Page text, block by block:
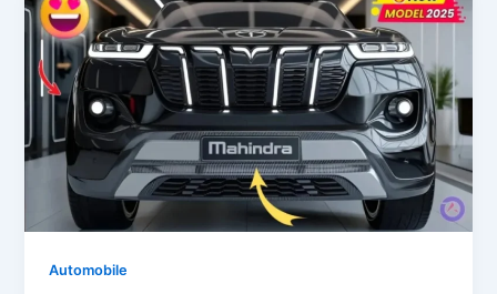
Automobile